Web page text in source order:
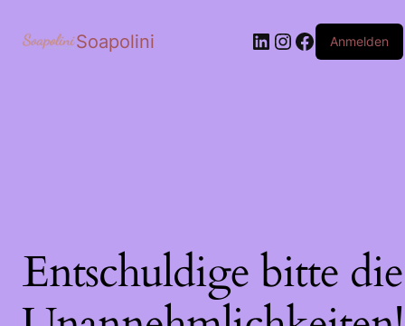
Soapolini LinkedIn
Instagram
Facebook
Anmelden
Entschuldige bitte die